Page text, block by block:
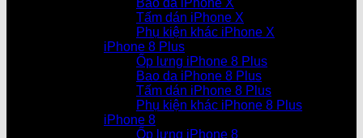
Bao da iPhone X
Tấm dán iPhone X
Phụ kiện khác iPhone X
iPhone 8 Plus
Ốp lưng iPhone 8 Plus
Bao da iPhone 8 Plus
Tấm dán iPhone 8 Plus
Phụ kiện khác iPhone 8 Plus
iPhone 8
Ốp lưng iPhone 8